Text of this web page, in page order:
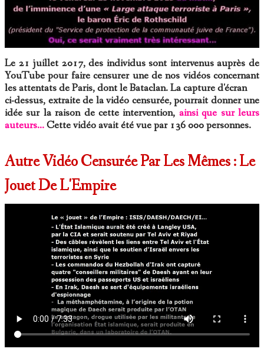
Le 21 juillet 2017, des individus sont intervenus auprès de
YouTube pour faire censurer une de nos vidéos concernant
les attentats de Paris, dont le Bataclan. La capture d'écran
ci-dessus, extraite de la vidéo censurée, pourrait donner une
idée sur la raison de cette intervention, ainsi que sur leurs
auteurs...Cette vidéo avait été vue par 136 000 personnes.
Autre Vidéo Censurée Par Les Mêmes : Le
Jouet De L'Empire